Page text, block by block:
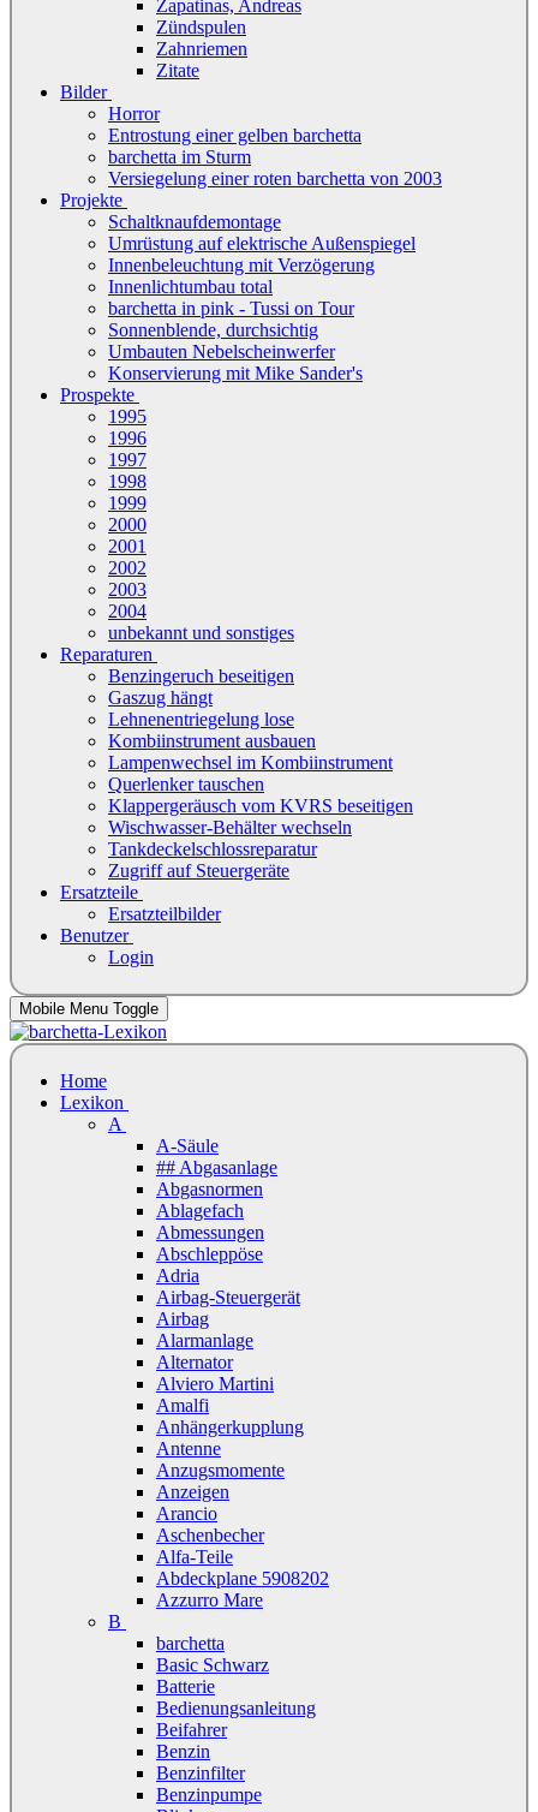
Zapatinas, Andreas
Zündspulen
Zahnriemen
Zitate
Bilder
Horror
Entrostung einer gelben barchetta
barchetta im Sturm
Versiegelung einer roten barchetta von 2003
Projekte
Schaltknaufdemontage
Umrüstung auf elektrische Außenspiegel
Innenbeleuchtung mit Verzögerung
Innenlichtumbau total
barchetta in pink - Tussi on Tour
Sonnenblende, durchsichtig
Umbauten Nebelscheinwerfer
Konservierung mit Mike Sander's
Prospekte
1995
1996
1997
1998
1999
2000
2001
2002
2003
2004
unbekannt und sonstiges
Reparaturen
Benzingeruch beseitigen
Gaszug hängt
Lehnenentriegelung lose
Kombiinstrument ausbauen
Lampenwechsel im Kombiinstrument
Querlenker tauschen
Klappergeräusch vom KVRS beseitigen
Wischwasser-Behälter wechseln
Tankdeckelschlossreparatur
Zugriff auf Steuergeräte
Ersatzteile
Ersatzteilbilder
Benutzer
Login
Mobile Menu Toggle
Home
Lexikon
A
A-Säule
## Abgasanlage
Abgasnormen
Ablagefach
Abmessungen
Abschleppöse
Adria
Airbag-Steuergerät
Airbag
Alarmanlage
Alternator
Alviero Martini
Amalfi
Anhängerkupplung
Antenne
Anzugsmomente
Anzeigen
Arancio
Aschenbecher
Alfa-Teile
Abdeckplane 5908202
Azzurro Mare
B
barchetta
Basic Schwarz
Batterie
Bedienungsanleitung
Beifahrer
Benzin
Benzinfilter
Benzinpumpe